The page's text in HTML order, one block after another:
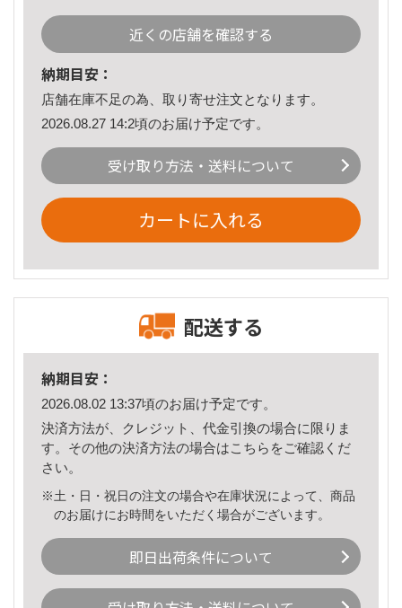
近くの店舗を確認する
納期目安：
店舗在庫不足の為、取り寄せ注文となります。
2026.08.27 14:2頃のお届け予定です。
受け取り方法・送料について
カートに入れる
配送する
納期目安：
2026.08.02 13:37頃のお届け予定です。
決済方法が、クレジット、代金引換の場合に限りま
す。その他の決済方法の場合はこちら をご確認くだ
さい。
※土・日・祝日の注文の場合や在庫状況によって、商品
のお届けにお時間をいただく場合がございます。
即日出荷条件について